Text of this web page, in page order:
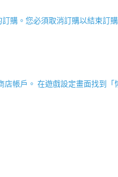
購。您必須取消訂購以結束訂
帳戶。 在遊戲設定畫面找到